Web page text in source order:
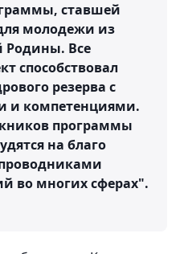
ставшей
молодежи из
Родины. Все
способствовал
резерва с
и компетенциями.
программы
на благо
во многих сферах".